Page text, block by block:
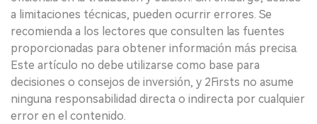
a limitaciones técnicas, pueden ocurrir errores. Se
recomienda a los lectores que consulten las fuentes
proporcionadas para obtener información más precisa.
Este artículo no debe utilizarse como base para
decisiones o consejos de inversión, y 2Firsts no asume
ninguna responsabilidad directa o indirecta por cualquier
error en el contenido.